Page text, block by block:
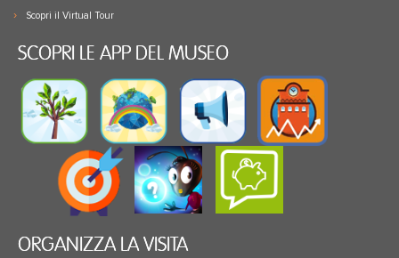
Scopri il Virtual Tour
SCOPRI LE APP DEL MUSEO
ORGANIZZA LA VISITA